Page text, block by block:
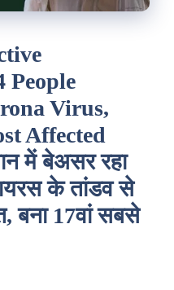
People
Virus,
Affected
में बेअसर रहा
के तांडव से
बना 17वां सबसे